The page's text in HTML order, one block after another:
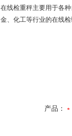
在线检重秤主要用于各
金、化工等行业的在线
产品：